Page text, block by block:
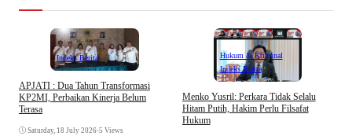
Indeks Berita
APJATI : Dua Tahun Transformasi
KP2MI, Perbaikan Kinerja Belum
Terasa
Saturday, 18 July 2026•5 Views
Hukum & Kriminal
Indeks Berita
Menko Yusril: Perkara Tidak Selalu
Hitam Putih, Hakim Perlu Filsafat
Hukum